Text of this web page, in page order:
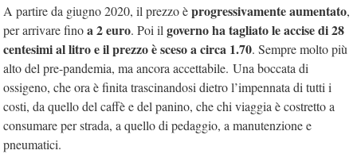
A partire da giugno 2020, il prezzo èprogressivamente aumentato,
per arrivare finoa 2 euro. Poi il governo ha tagliato le accise di 28
centesimi al litro e il prezzo è sceso a circa 1.70. Sempre molto più
alto del pre-pandemia, ma ancora accettabile. Una boccata di
ossigeno, che ora è finita trascinandosi dietro l’impennata di tutti i
costi, da quello del caffè e del panino, che chi viaggia è costretto a
consumare per strada, a quello di pedaggio, a manutenzione e
pneumatici.